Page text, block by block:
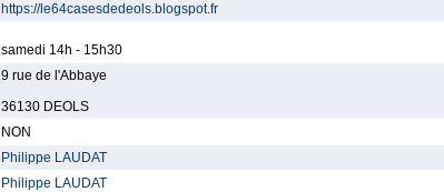
https://le64casesdedeols.blogspot.fr
samedi 14h - 15h30
9 rue de l'Abbaye
36130 DEOLS
NON
Philippe LAUDAT
Philippe LAUDAT